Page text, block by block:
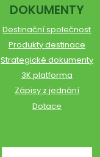
DOKUMENTY
Destinační společnost
Produkty destinace
Strategické dokumenty
3K platforma
Zápisy z jednání
Dotace